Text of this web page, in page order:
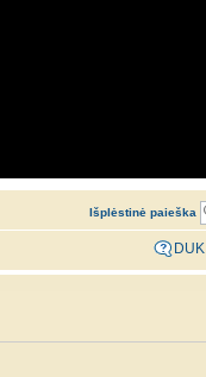
Išplėstinė paieška
DUK